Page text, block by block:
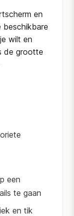
en
beschikbare
wilt en
de grootte
een
te gaan
en tik